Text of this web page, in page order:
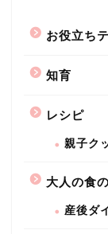
お役立ち
知育
レシピ
親子ク
大人の食
産後ダ